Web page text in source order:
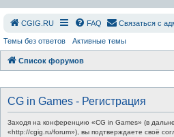
СGIG.RU FAQ Связаться с
Темы без ответов Активные темы
Список форумов
CG in Games - Регистрация
Заходя на конференцию «CG in Games» (в
«http://cgig.ru/forum»), вы подтверждаете своё